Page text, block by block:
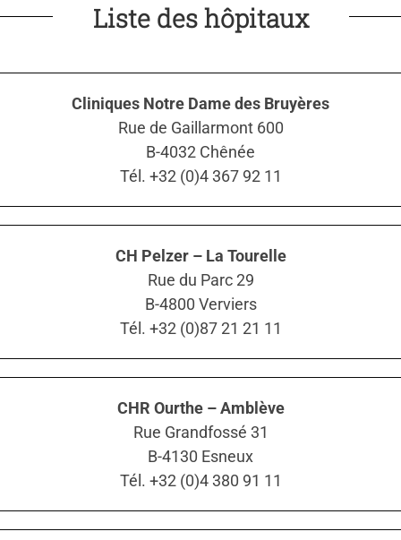
Liste des hôpitaux
Cliniques Notre Dame des Bruyères
Rue de Gaillarmont 600
B-4032 Chênée
Tél. +32 (0)4 367 92 11
CH Pelzer – La Tourelle
Rue du Parc 29
B-4800 Verviers
Tél. +32 (0)87 21 21 11
CHR Ourthe – Amblève
Rue Grandfossé 31
B-4130 Esneux
Tél. +32 (0)4 380 91 11